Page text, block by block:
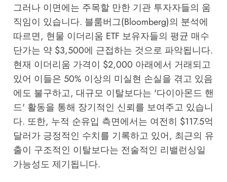
그러나 이면에는 주목할 만한 기관 투자자들의 움
직임이 있습니다. 블룸버그(Bloomberg)의 분석에
따르면, 현물 이더리움 ETF 보유자들의 평균 매수
단가는 약 $3,500에 근접하는 것으로 파악됩니다.
현재 이더리움 가격이 $2,000 아래에서 거래되고
있어 이들은 50% 이상의 미실현 손실을 겪고 있음
에도 불구하고, 대규모 이탈보다는 '다이아몬드 핸
드' 활동을 통해 장기적인 신뢰를 보여주고 있습니
다. 또한, 누적 순유입 측면에서는 여전히 $117.5억
달러가 긍정적인 수치를 기록하고 있어, 최근의 유
출이 구조적인 이탈보다는 전술적인 리밸런싱일
가능성도 제기됩니다.